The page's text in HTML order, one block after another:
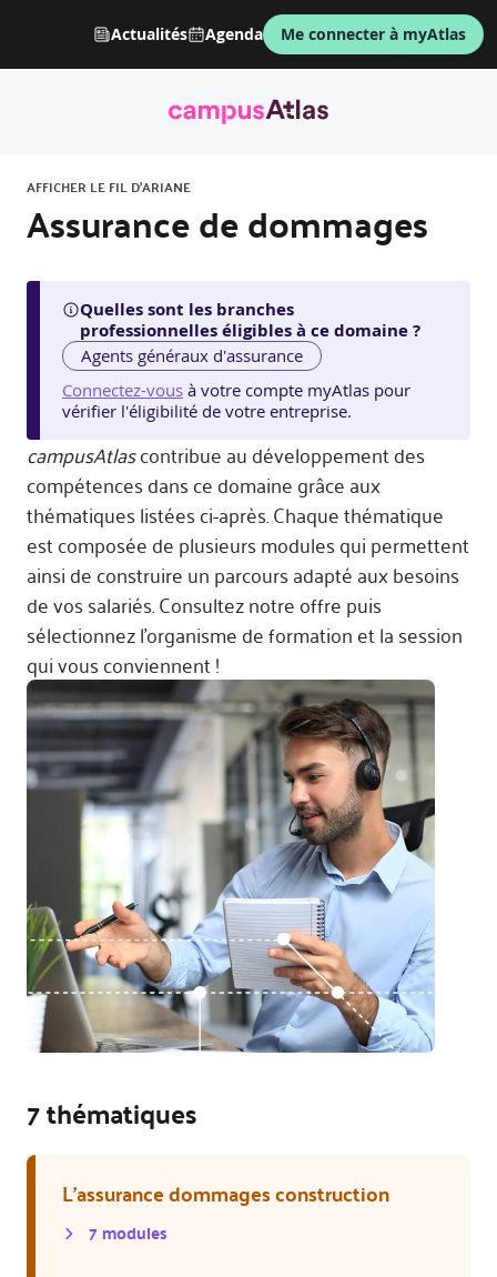
Actualités Agenda Me connecter à myAtlas
AFFICHER LE FIL D'ARIANE
Assurance de dommages
Quelles sont les branches
professionnelles éligibles à ce domaine ?
Agents généraux d'assurance
Connectez-vous à votre compte myAtlas pour
vérifier l'éligibilité de votre entreprise.
campusAtlascontribue au développement des
compétences dans ce domaine grâce aux
thématiques listées ci-après. Chaque thématique
est composée de plusieurs modules qui permettent
ainsi de construire un parcours adapté aux besoins
de vos salariés. Consultez notre offre puis
sélectionnez l’organisme de formation et la session
qui vous conviennent !
7 thématiques
L'assurance dommages construction
7 modules